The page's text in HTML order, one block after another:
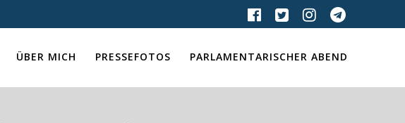
ÜBER MICH PRESSEFOTOS PARLAMENTARISCHER ABEND